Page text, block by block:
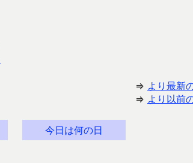
⇒ より最新
⇒ より以前
今日は何の日